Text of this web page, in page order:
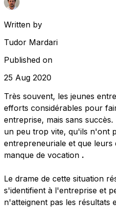
Written by
Tudor Mardari
Published on
25 Aug 2020
Très souvent, les jeunes
efforts considérables pour
entreprise, mais sans
un peu trop vite, qu'ils n'ont
entrepreneuriale et que leurs
manque de vocation .
Le drame de cette situation
s'identifient à l'entreprise et
n'atteignent pas les résultats